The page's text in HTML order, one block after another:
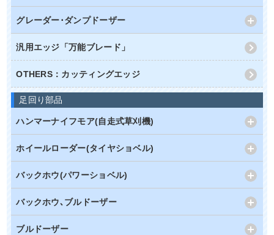
グレーダー･ダンプドーザー
汎用エッジ「万能ブレード」
OTHERS：カッティングエッジ
足回り部品
ハンマーナイフモア(自走式草刈機)
ホイールローダー(タイヤショベル)
バックホウ(パワーショベル)
バックホウ､ブルドーザー
ブルドーザー